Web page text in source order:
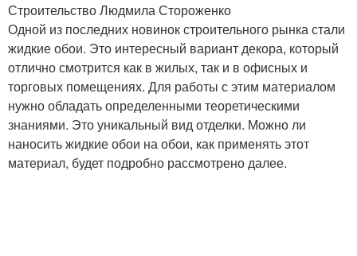
Строительство Людмила Стороженко
Одной из последних новинок строительного рынка стали
жидкие обои. Это интересный вариант декора, который
отлично смотрится как в жилых, так и в офисных и
торговых помещениях. Для работы с этим материалом
нужно обладать определенными теоретическими
знаниями. Это уникальный вид отделки. Можно ли
наносить жидкие обои на обои, как применять этот
материал, будет подробно рассмотрено далее.